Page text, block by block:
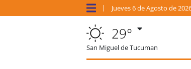
Jueves6 deAgosto de
29°
San Miguel de Tucuman